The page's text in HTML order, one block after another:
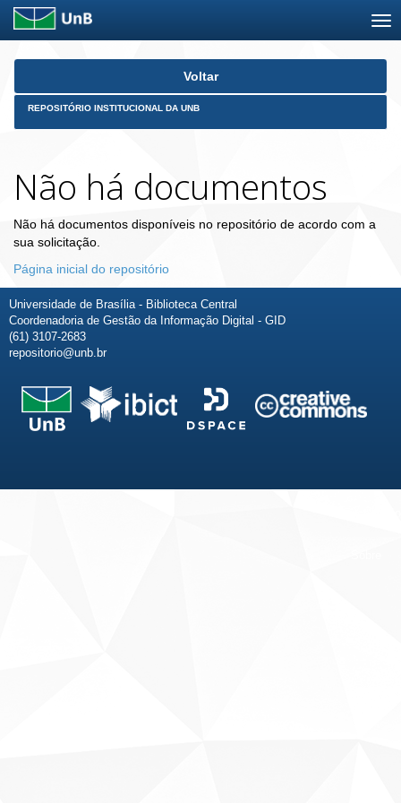
Skip
Voltar
REPOSITÓRIO INSTITUCIONAL DA UNB
Não há documentos
Não há documentos disponíveis no repositório de acordo com a
sua solicitação.
Página inicial do repositório
Universidade de Brasília - Biblioteca Central
Coordenadoria de Gestão da Informação Digital - GID
(61) 3107-2683
repositorio@unb.br